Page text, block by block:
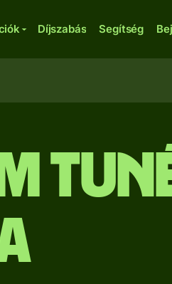
Díjszabás Segítség